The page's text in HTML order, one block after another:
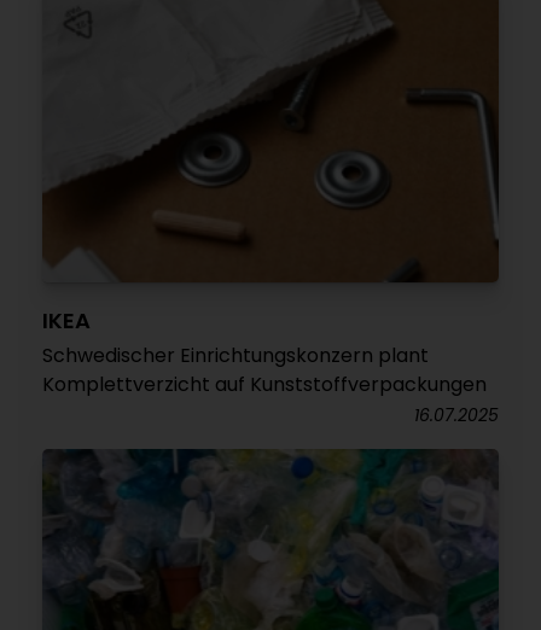
IKEA
Schwedischer Einrichtungskonzern plant
Komplettverzicht auf Kunststoffverpackungen
16.07.2025